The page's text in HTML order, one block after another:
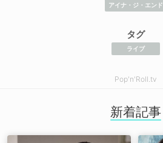
アイナ・ジ・エンド
タグ
ライブ
Pop'n'Roll.tv
新着記事